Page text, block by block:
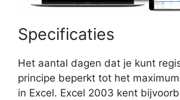
Specificaties
Het aantal dagen dat je kunt
principe beperkt tot het
in Excel. Excel 2003 kent